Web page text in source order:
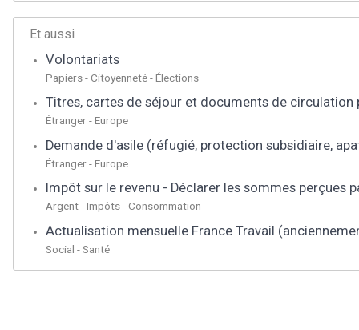
Et aussi
Volontariats
Papiers - Citoyenneté - Élections
Titres, cartes de séjour et documents de circulation
Étranger - Europe
Demande d'asile (réfugié, protection subsidiaire,
Étranger - Europe
Impôt sur le revenu - Déclarer les sommes perçues
Argent - Impôts - Consommation
Actualisation mensuelle France Travail
Social - Santé